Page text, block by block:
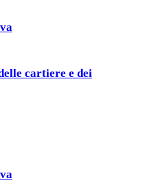
cartiere e dei